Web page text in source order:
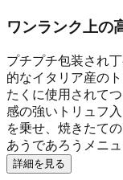
ワンランク上の
プチプチ包装され
的なイタリア産の
たくに使用されて
感の強いトリュフ
を乗せ、焼きたて
あうであろうメニ
詳細を見る